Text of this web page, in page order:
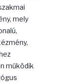
mely
működik